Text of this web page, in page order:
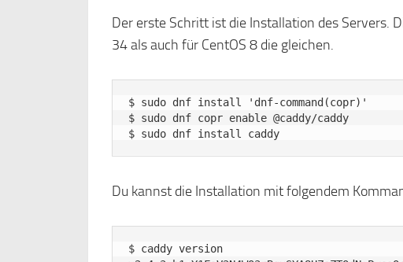
Der erste Schritt ist die Installation des Servers.
34 als auch für CentOS 8 die gleichen.
$ sudo dnf install 'dnf-command(copr)'
$ sudo dnf copr enable @caddy/caddy
Du kannst die Installation mit folgendem
$ caddy version